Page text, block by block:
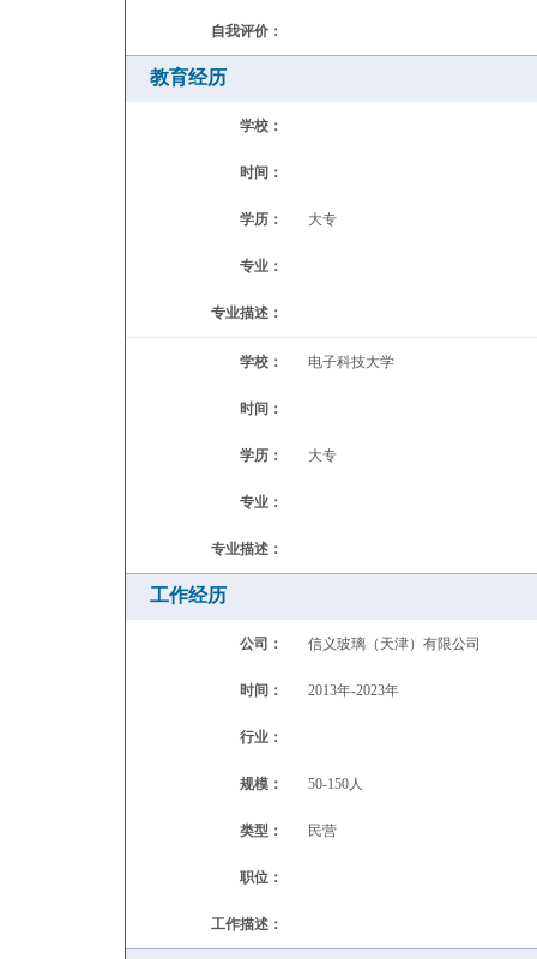
自我评价：
教育经历
学校：
时间：
学历： 大专
专业：
专业描述：
学校： 电子科技大学
时间：
学历： 大专
专业：
专业描述：
工作经历
公司： 信义玻璃（天津）有限公司
时间： 2013年-2023年
行业：
规模： 50-150人
类型： 民营
职位：
工作描述：